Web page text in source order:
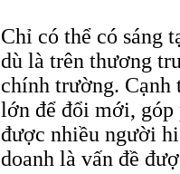
Chỉ có thể có sáng
dù là trên thương
chính trường. Cạnh
lớn để đổi mới, góp
được nhiều người
doanh là vấn đề